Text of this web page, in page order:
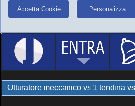
Accetta Cookie Personalizza
Otturatore meccanico vs 1 tendina